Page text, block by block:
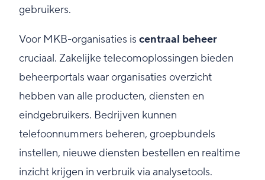
gebruikers.
Voor MKB-organisaties is centraal beheer
cruciaal. Zakelijke telecomoplossingen bieden
beheerportals waar organisaties overzicht
hebben van alle producten, diensten en
eindgebruikers. Bedrijven kunnen
telefoonnummers beheren, groepbundels
instellen, nieuwe diensten bestellen en realtime
inzicht krijgen in verbruik via analysetools.